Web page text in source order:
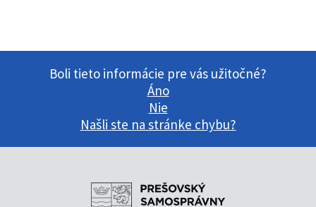
Boli tieto informácie pre vás užitočné?
Áno
Nie
Našli ste na stránke chybu?